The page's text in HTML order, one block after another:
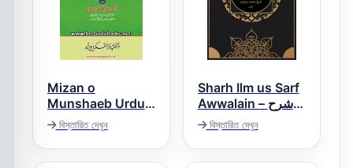
Mizan o
Munshaeb Urdu
میزان و منشعب
اردو
বিস্তারিত দেখুন
Sharh Ilm us Sarf
Awwalain – شرح
علم الصرف اولین
বিস্তারিত দেখুন